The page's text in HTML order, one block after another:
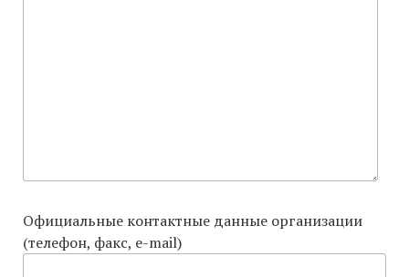
Официальные контактные данные организации
(телефон, факс, e-mail)